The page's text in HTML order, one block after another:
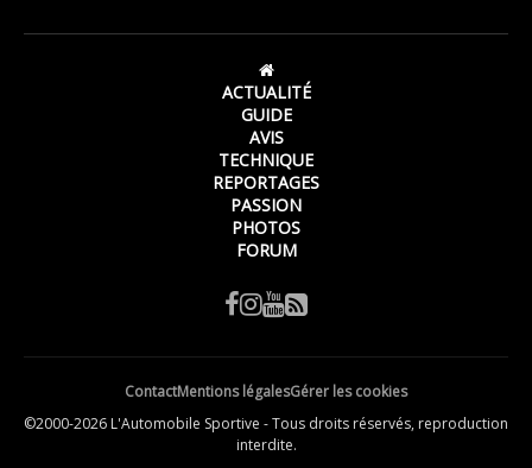
ACTUALITÉ
GUIDE
AVIS
TECHNIQUE
REPORTAGES
PASSION
PHOTOS
FORUM
ContactMentions légalesGérer les cookies
©2000-2026 L'Automobile Sportive - Tous droits réservés, reproduction
interdite.